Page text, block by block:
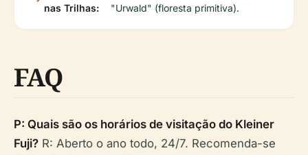
nas Trilhas:
"Urwald" (floresta primitiva).
FAQ
P: Quais são os horários de visitação do Kleiner
Fuji? R: Aberto o ano todo, 24/7. Recomenda-se